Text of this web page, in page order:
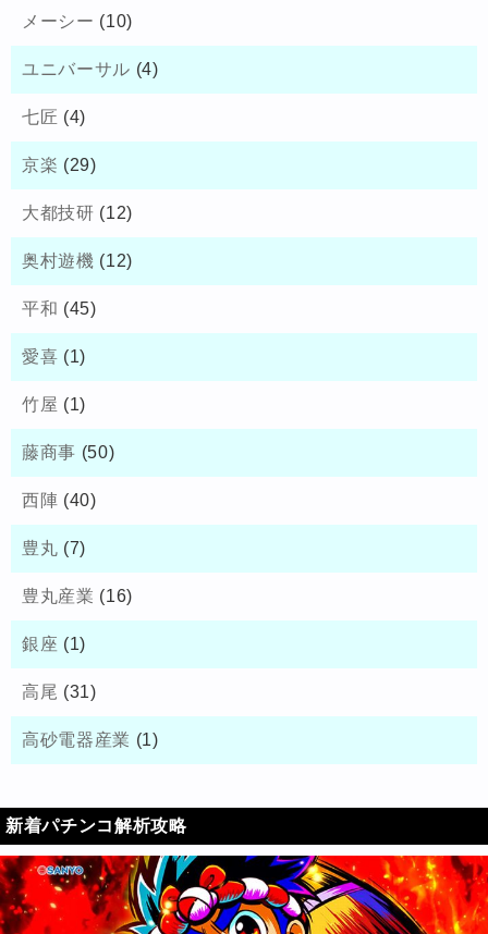
メーシー (10)
ユニバーサル (4)
七匠 (4)
京楽 (29)
大都技研 (12)
奥村遊機 (12)
平和 (45)
愛喜 (1)
竹屋 (1)
藤商事 (50)
西陣 (40)
豊丸 (7)
豊丸産業 (16)
銀座 (1)
高尾 (31)
高砂電器産業 (1)
新着パチンコ解析攻略